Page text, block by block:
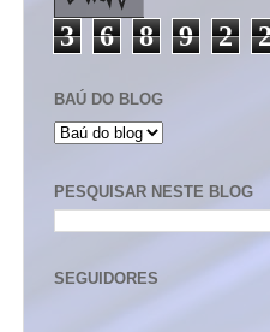
3 6 8 9 2
BAÚ DO BLOG
PESQUISAR NESTE BLOG
SEGUIDORES